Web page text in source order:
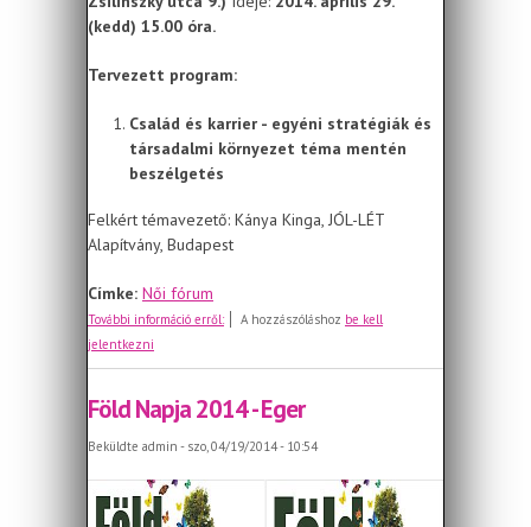
(kedd) 15.00 óra.
Tervezett program:
Család és karrier - egyéni stratégiák és
társadalmi környezet téma mentén
beszélgetés
Felkért témavezető: Kánya Kinga, JÓL-LÉT
Alapítvány, Budapest
Címke: Női fórum
További információ erről:MEGHÍVÓ - A Női Esélyegyenlőségi
A hozzászóláshoz be kell
jelentkezni
Föld Napja 2014 - Eger
Beküldte admin - szo, 04/19/2014 - 10:54